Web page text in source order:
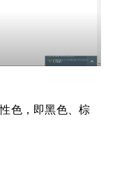
色，即黑色、棕